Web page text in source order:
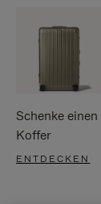
Schenke einen
Koffer
ENTDECKEN